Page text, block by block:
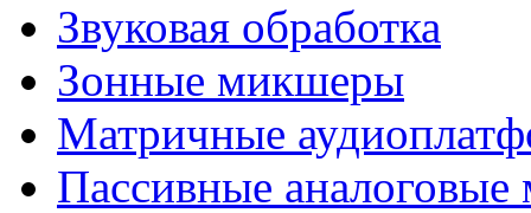
Звуковая обработка
Зонные микшеры
Матричные
Пассивные